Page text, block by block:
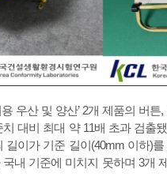
용 우산 및 양산’ 2개 제품의 버튼
대비 최대 약 11배 초과 검출
길이가 기준 길이(40mm 이하)를
국내 기준에 미치지 못하며 3개